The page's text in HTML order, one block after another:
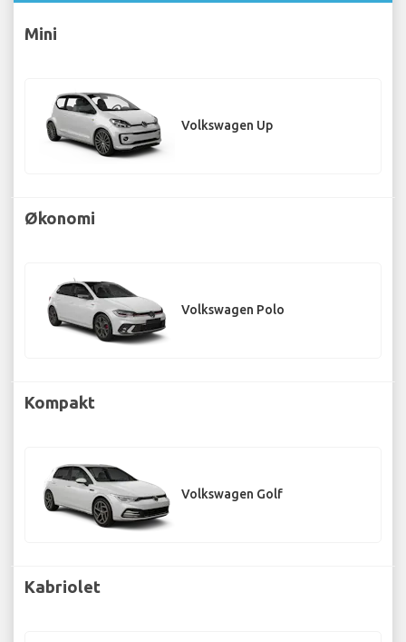
Mini
Volkswagen Up
Økonomi
Volkswagen Polo
Kompakt
Volkswagen Golf
Kabriolet